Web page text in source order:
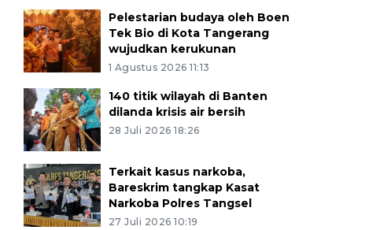
Pelestarian budaya oleh Boen
Tek Bio di Kota Tangerang
wujudkan kerukunan
1 Agustus 2026 11:13
140 titik wilayah di Banten
dilanda krisis air bersih
28 Juli 2026 18:26
Terkait kasus narkoba,
Bareskrim tangkap Kasat
Narkoba Polres Tangsel
27 Juli 2026 10:19